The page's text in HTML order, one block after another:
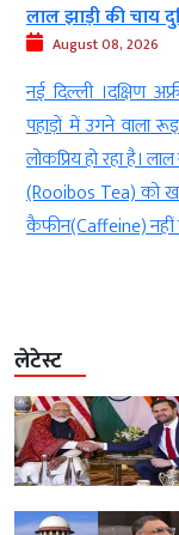
लाल झाड़ी की चाय
August 08, 2026
नई दिल्ली ।दक्षिण
पहाड़ों में उगने वाला
लोकप्रिय हो रहा है।
(Rooibos Tea) को
कैफीन(Caffeine) नहीं
लेटेस्ट